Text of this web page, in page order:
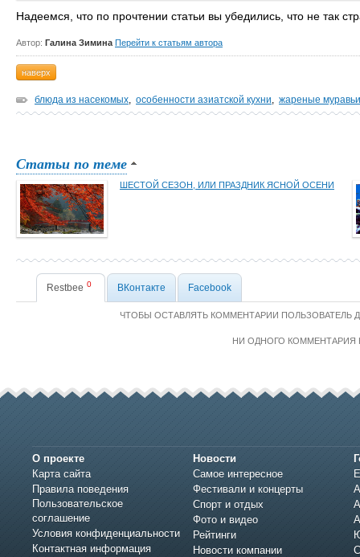
Надеемся, что по прочтении статьи вы убедились, что не так
Автор: Галина Зимина Перейти к статьям автора
наверх
блюда из насекомых особенности азиатской кухни жареные муравьи
Статьи по теме
ШЕСТОЙ СЕЗОН, ИЛИ ПРАЗДНИК ЯСНОЙ ОСЕНИ
Restbee 0 ВКонтакте Facebook
ЧТОБЫ ОСТАВЛЯТЬ КОММЕНТАРИИ
НИ ОДНОГО КОММЕНТАРИЯ
О проекте
Карта сайта
Правила поведения
Пользовательское
соглашение
Условия конфиденциальности
Контактная информация
Новости
Самое интересное
Фестивали и концерты
Спорт и отдых
Фото и видео
Рейтинги
Новости компании